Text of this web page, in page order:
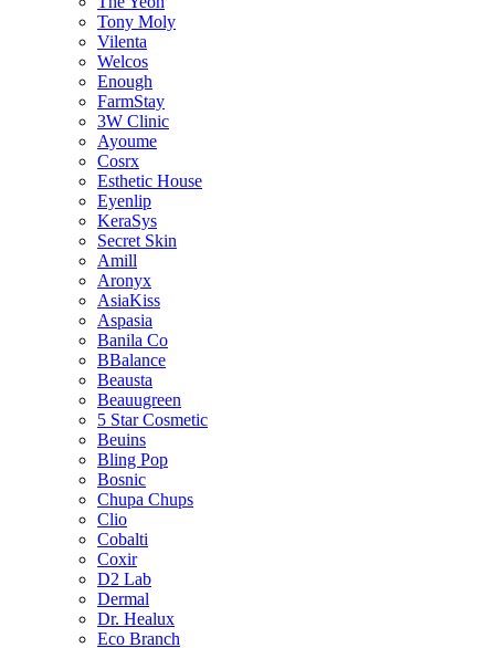
Tony Moly
Vilenta
Welcos
Enough
FarmStay
3W Clinic
Ayoume
Cosrx
Esthetic House
Eyenlip
KeraSys
Secret Skin
Amill
Aronyx
AsiaKiss
Aspasia
Banila Co
BBalance
Beausta
Beauugreen
5 Star Cosmetic
Beuins
Bling Pop
Bosnic
Chupa Chups
Clio
Cobalti
Coxir
D2 Lab
Dermal
Dr. Healux
Eco Branch